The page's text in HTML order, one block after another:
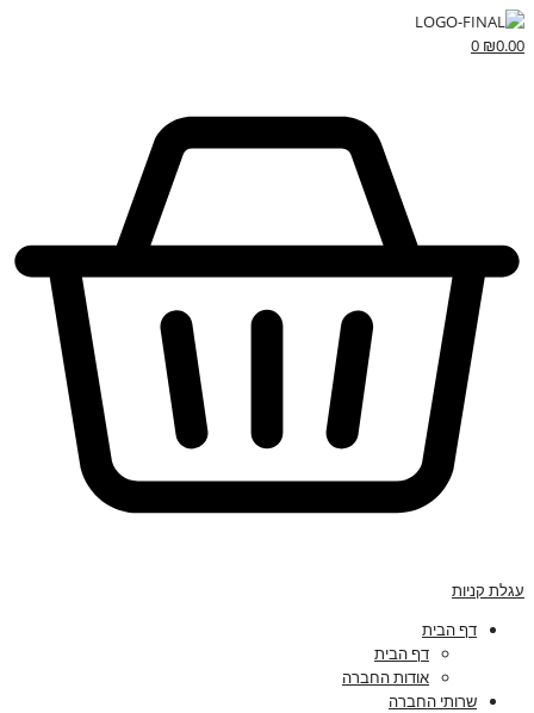
₪0.00
0
עגלת קניות
דף הבית
דף הבית
אודות החברה
שרותי החברה